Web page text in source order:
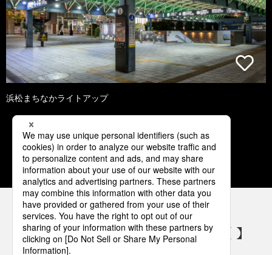
浜松まちなかライトアップ
1 2 3 4 5
パナソニックの電気設備 SNSアカウント